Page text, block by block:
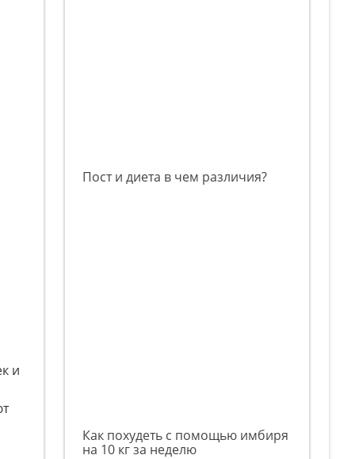
и
Пост и диета в чем различия?
Как похудеть с помощью имбиря
на 10 кг за неделю